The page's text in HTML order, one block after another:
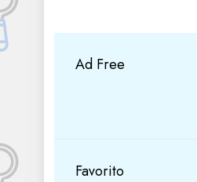
Ad Free
Favorito